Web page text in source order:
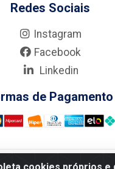
Redes Sociais
Instagram
Facebook
Linkedin
de Pagamento